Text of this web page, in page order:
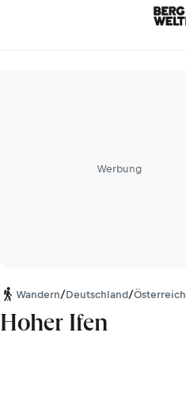
Werbung
Wandern/Deutschland/Österreich
Hoher Ifen